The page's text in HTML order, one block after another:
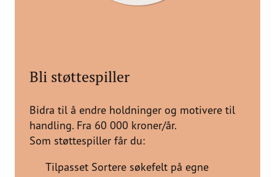
Bli støttespiller
Bidra til å endre holdninger og motivere til
handling. Fra 60 000 kroner/år.
Som støttespiller får du:
Tilpasset Sortere søkefelt på egne